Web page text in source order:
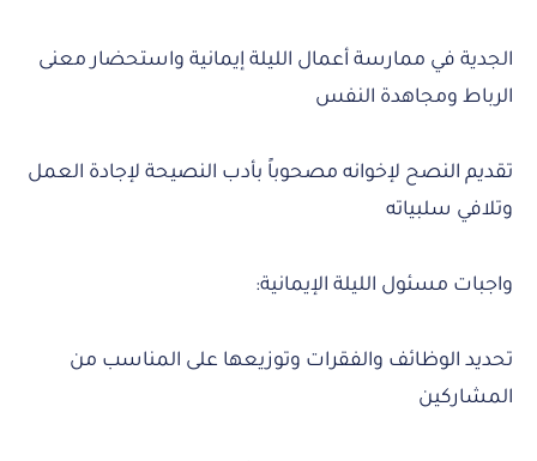
الجدية في ممارسة أعمال الليلة إيمانية واستحضار معنى
الرباط ومجاهدة النفس
تقديم النصح لإخوانه مصحوباً بأدب النصيحة لإجادة العمل
وتلافي سلبياته
واجبات مسئول الليلة الإيمانية:
تحديد الوظائف والفقرات وتوزيعها على المناسب من
المشاركين